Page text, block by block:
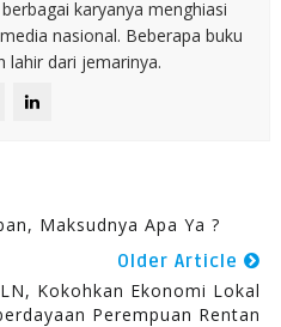
karyanya menghiasi
nasional. Beberapa buku
lahir dari jemarinya.
Maksudnya Apa Ya ?
Older Article
Kokohkan Ekonomi Lokal
Perempuan Rentan